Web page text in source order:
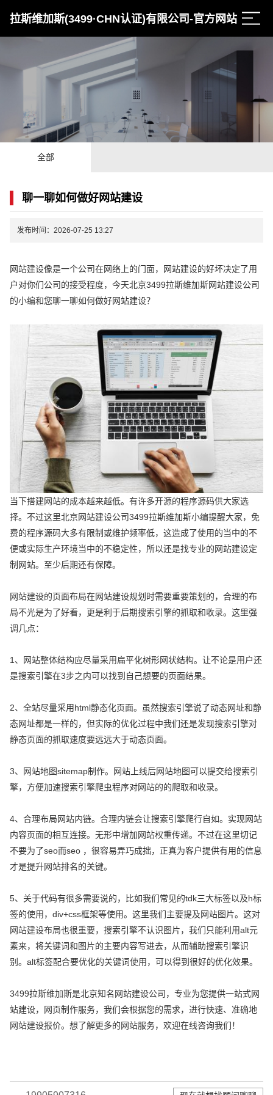
拉斯维加斯(3499·CHN认证)有限公司-官方网站
全部
聊一聊如何做好网站建设
发布时间：2026-07-25 13:27
网站建设像是一个公司在网络上的门面，网站建设的好坏决定了用
户对你们公司的接受程度，今天北京3499拉斯维加斯网站建设公司
的小编和您聊一聊如何做好网站建设？
当下搭建网站的成本越来越低。有许多开源的程序源码供大家选
择。不过这里北京网站建设公司3499拉斯维加斯小编提醒大家，免
费的程序源码大多有限制或维护频率低，这造成了使用的当中的不
便或实际生产环境当中的不稳定性，所以还是找专业的网站建设定
制网站。至少后期还有保障。
网站建设的页面布局在网站建设规划时需要重要策划的，合理的布
局不光是为了好看，更是利于后期搜索引擎的抓取和收录。这里强
调几点：
1、网站整体结构应尽量采用扁平化树形网状结构。让不论是用户还
是搜索引擎在3步之内可以找到自己想要的页面结果。
2、全站尽量采用html静态化页面。虽然搜索引擎说了动态网址和静
态网址都是一样的，但实际的优化过程中我们还是发现搜索引擎对
静态页面的抓取速度要远远大于动态页面。
3、网站地图sitemap制作。网站上线后网站地图可以提交给搜索引
擎，方便加速搜索引擎爬虫程序对网站的的爬取和收录。
4、合理布局网站内链。合理内链会让搜索引擎爬行自如。实现网站
内容页面的相互连接。无形中增加网站权重传递。不过在这里切记
不要为了seo而seo ，很容易弄巧成拙，正真为客户提供有用的信息
才是提升网站排名的关键。
5、关于代码有很多需要说的，比如我们常见的tdk三大标签以及h标
签的使用，div+css框架等使用。这里我们主要提及网站图片。这对
网站建设布局也很重要，搜索引擎不认识图片，我们只能利用alt元
素来，将关键词和图片的主要内容写进去，从而辅助搜索引擎识
别。alt标签配合要优化的关键词使用，可以得到很好的优化效果。
3499拉斯维加斯是北京知名网站建设公司，专业为您提供一站式网
站建设，网页制作服务，我们会根据您的需求，进行快速、准确地
网站建设报价。想了解更多的网站服务，欢迎在线咨询我们！